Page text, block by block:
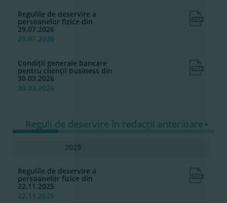
Regulile de deservire a
persoanelor fizice din
29.07.2026
29.07.2026
Condiţii generale bancare
pentru clienţii business din
30.03.2026
30.03.2026
Reguli de deservire în redacţii anterioare
2025
Regulile de deservire a
persoanelor fizice din
22.11.2025
22.11.2025